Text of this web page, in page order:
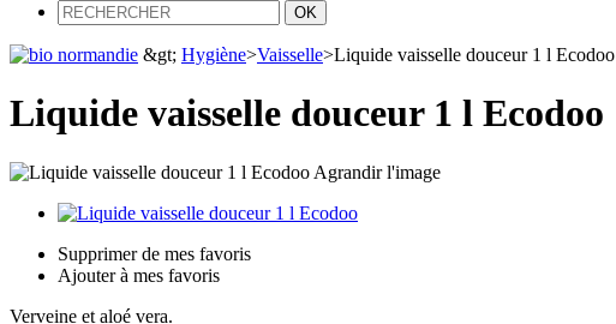
&gt; Hygiène>Vaisselle>Liquide vaisselle douceur 1 l Ecodoo
Liquide vaisselle douceur 1 l Ecodoo
Agrandir l'image
Supprimer de mes favoris
Ajouter à mes favoris
Verveine et aloé vera.